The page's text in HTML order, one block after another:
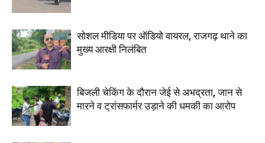
सोशल मीडिया पर ऑडियो वायरल, राजगढ़ थाने का
मुख्य आरक्षी निलंबित
बिजली चेकिंग के दौरान जेई से अभद्रता, जान से
मारने व ट्रांसफार्मर उड़ाने की धमकी का आरोप